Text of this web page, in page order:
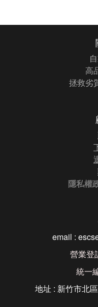
高
拯救劣
隱私權
email :
營業登
統一
地址 : 新竹市北